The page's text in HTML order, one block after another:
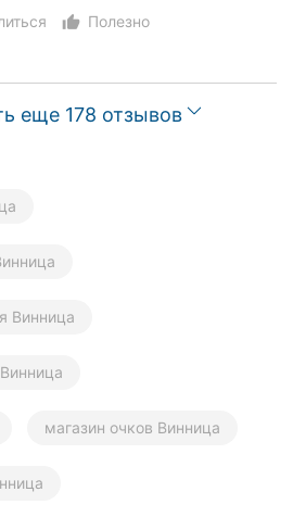
thumb_up_alt
Полезно
еще 178 отзывов
Винница
магазин очков Винница